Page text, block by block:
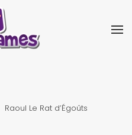
Raoul Le Rat d’Égoûts